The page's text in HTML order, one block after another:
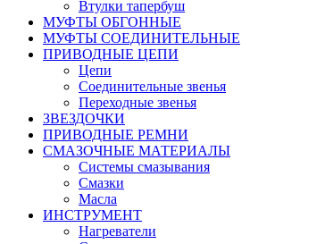
Втулки тапербуш
МУФТЫ ОБГОННЫЕ
МУФТЫ СОЕДИНИТЕЛЬНЫЕ
ПРИВОДНЫЕ ЦЕПИ
Цепи
Соединительные звенья
Переходные звенья
ЗВЕЗДОЧКИ
ПРИВОДНЫЕ РЕМНИ
СМАЗОЧНЫЕ МАТЕРИАЛЫ
Системы смазывания
Смазки
Масла
ИНСТРУМЕНТ
Нагреватели